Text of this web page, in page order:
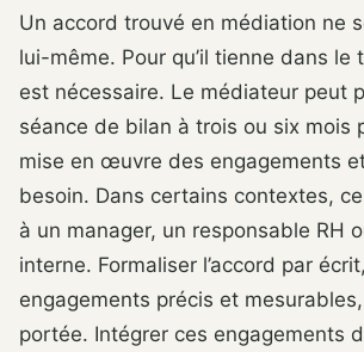
Un accord trouvé en médiation ne
lui-même. Pour qu’il tienne dans le
est nécessaire. Le médiateur peut
séance de bilan à trois ou six mois
mise en œuvre des engagements
besoin. Dans certains contextes,
à un manager, un responsable RH
interne. Formaliser l’accord par
engagements précis et
portée. Intégrer ces engagements